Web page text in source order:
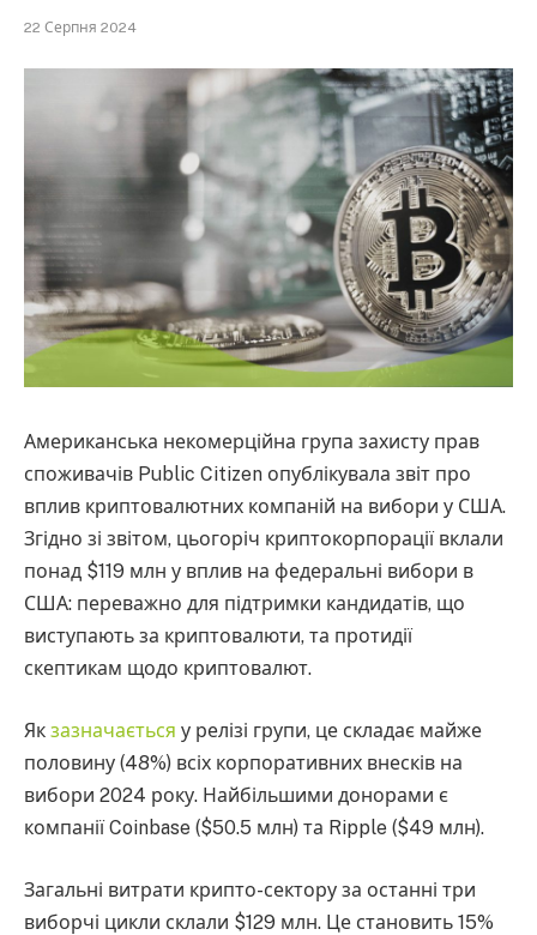
22 Серпня 2024
Американська некомерційна група захисту прав
споживачів Public Citizen опублікувала звіт про
вплив криптовалютних компаній на вибори у США.
Згідно зі звітом, цьогоріч криптокорпорації вклали
понад $119 млн у вплив на федеральні вибори в
США: переважно для підтримки кандидатів, що
виступають за криптовалюти, та протидії
скептикам щодо криптовалют.
Як зазначається у релізі групи, це складає майже
половину (48%) всіх корпоративних внесків на
вибори 2024 року. Найбільшими донорами є
компанії Coinbase ($50.5 млн) та Ripple ($49 млн).
Загальні витрати крипто-сектору за останні три
виборчі цикли склали $129 млн. Це становить 15%